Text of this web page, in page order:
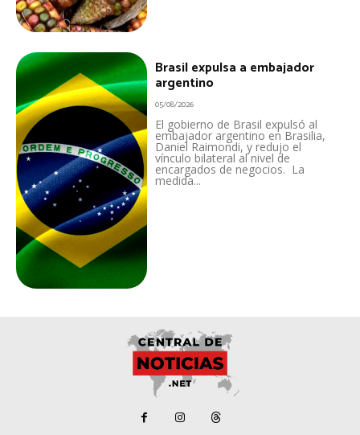
Brasil expulsa a embajador
argentino
05/08/2026
El gobierno de Brasil expulsó al
embajador argentino en Brasilia,
Daniel Raimondi, y redujo el
vínculo bilateral al nivel de
encargados de negocios. La
medida...